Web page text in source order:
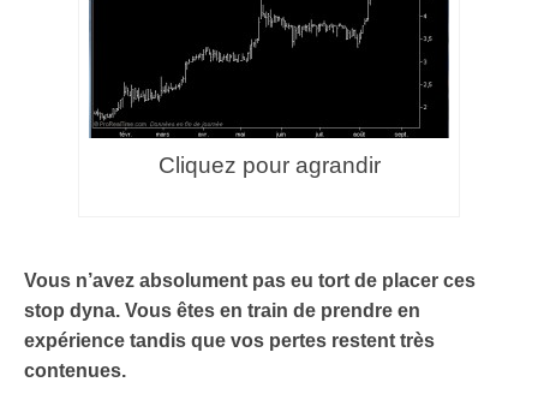
Cliquez pour agrandir
Vous n’avez absolument pas eu tort de placer ces
stop dyna. Vous êtes en train de prendre en
expérience tandis que vos pertes restent très
contenues.